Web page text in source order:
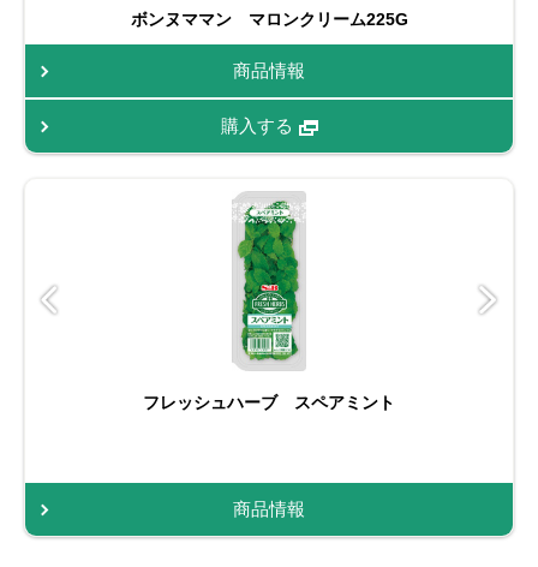
ボンヌママン マロンクリーム225G
商品情報
購入する
フレッシュハーブ スペアミント
商品情報